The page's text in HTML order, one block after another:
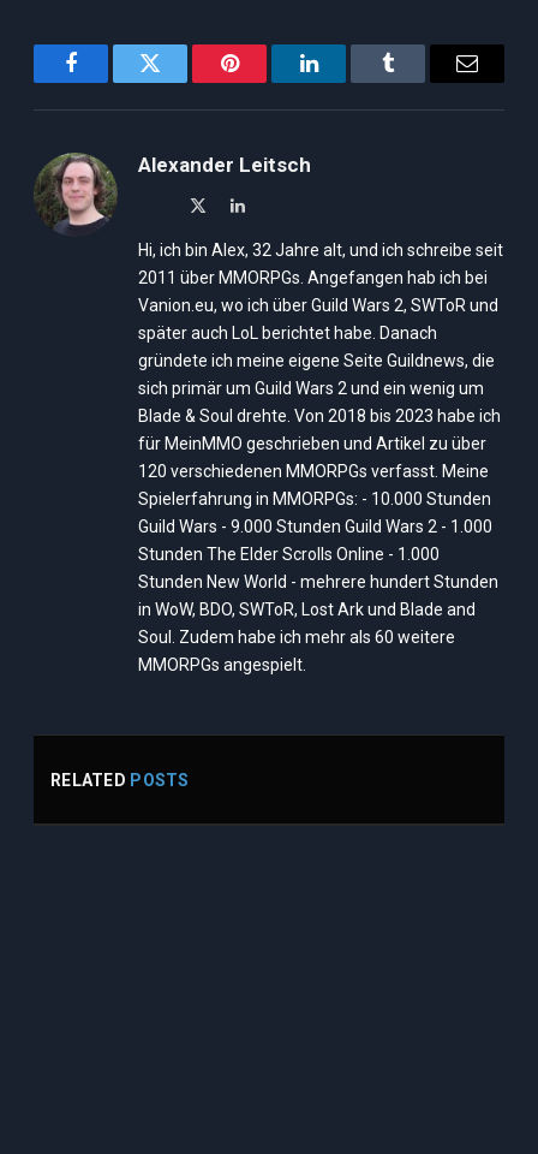
FacebookTwitter PinterestLinkedInTumblr Email
Alexander Leitsch
LinkedIn
Hi, ich bin Alex, 32 Jahre alt, und ich schreibe seit
2011 über MMORPGs. Angefangen hab ich bei
Vanion.eu, wo ich über Guild Wars 2, SWToR und
später auch LoL berichtet habe. Danach
gründete ich meine eigene Seite Guildnews, die
sich primär um Guild Wars 2 und ein wenig um
Blade & Soul drehte. Von 2018 bis 2023 habe ich
für MeinMMO geschrieben und Artikel zu über
120 verschiedenen MMORPGs verfasst. Meine
Spielerfahrung in MMORPGs: - 10.000 Stunden
Guild Wars - 9.000 Stunden Guild Wars 2 - 1.000
Stunden The Elder Scrolls Online - 1.000
Stunden New World - mehrere hundert Stunden
in WoW, BDO, SWToR, Lost Ark und Blade and
Soul. Zudem habe ich mehr als 60 weitere
MMORPGs angespielt.
RELATED POSTS